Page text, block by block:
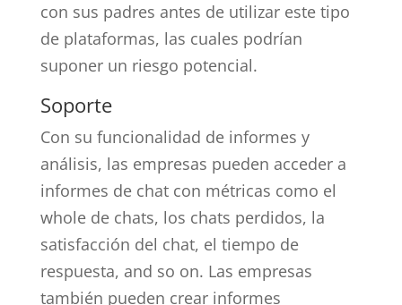
con sus padres antes de utilizar este tipo
de plataformas, las cuales podrían
suponer un riesgo potencial.
Soporte
Con su funcionalidad de informes y
análisis, las empresas pueden acceder a
informes de chat con métricas como el
whole de chats, los chats perdidos, la
satisfacción del chat, el tiempo de
respuesta, and so on. Las empresas
también pueden crear informes